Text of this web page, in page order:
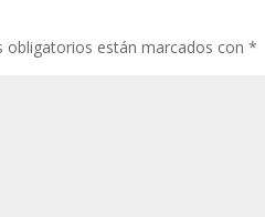
obligatorios están marcados con*